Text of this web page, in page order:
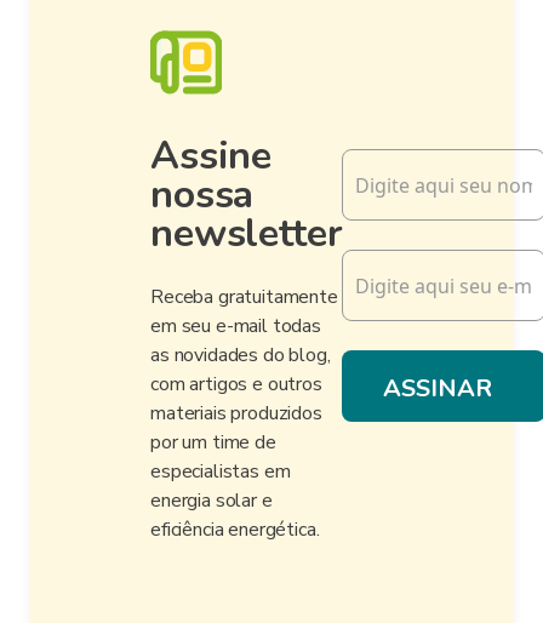
Assine
nossa
newsletter
Receba gratuitamente
em seu e-mail todas
as novidades do blog,
com artigos e outros
materiais produzidos
por um time de
especialistas em
energia solar e
eficiência energética.